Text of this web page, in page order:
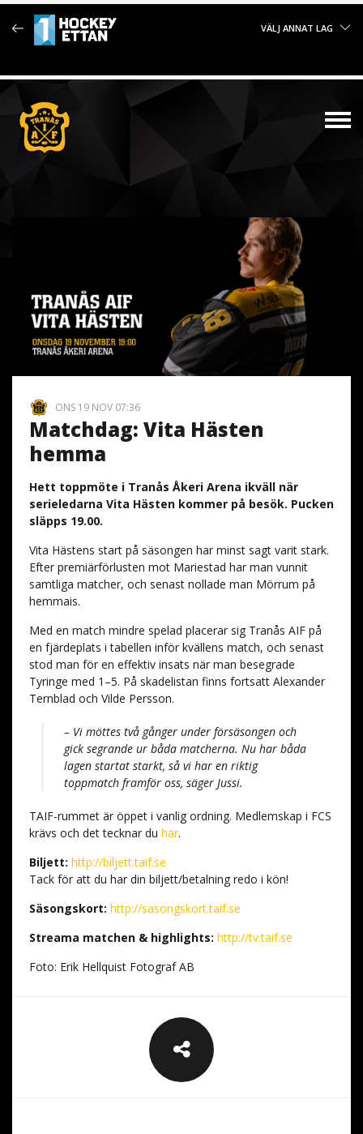
VÄLJ ANNAT LAG
ONS 19 NOV 07:36
Matchdag: Vita Hästen
hemma
Hett toppmöte i Tranås Åkeri Arena ikväll när
serieledarna Vita Hästen kommer på besök. Pucken
släpps 19.00.
Vita Hästens start på säsongen har minst sagt varit stark.
Efter premiärförlusten mot Mariestad har man vunnit
samtliga matcher, och senast nollade man Mörrum på
hemmais.
Med en match mindre spelad placerar sig Tranås AIF på
en fjärdeplats i tabellen inför kvällens match, och senast
stod man för en effektiv insats när man besegrade
Tyringe med 1–5. På skadelistan finns fortsatt Alexander
Ternblad och Vilde Persson.
– Vi möttes två gånger under försäsongen och
gick segrande ur båda matcherna. Nu har båda
lagen startat starkt, så vi har en riktig
toppmatch framför oss, säger Jussi.
TAIF-rummet är öppet i vanlig ordning. Medlemskap i FCS
krävs och det tecknar du här.
Biljett: http://biljett.taif.se
Tack för att du har din biljett/betalning redo i kön!
Säsongskort: http://sasongskort.taif.se
Streama matchen & highlights: http://tv.taif.se
Foto: Erik Hellquist Fotograf AB